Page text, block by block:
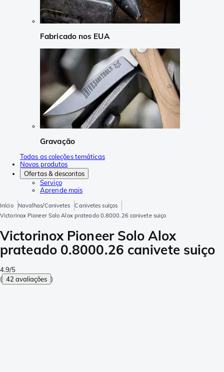
Fabricado nos EUA
Gravação
Todas as coleções temáticas
Novos produtos
Ofertas & descontos
Serviço
Aprende mais
Início Navalhas/Canivetes
Canivetes suíços
Victorinox Pioneer Solo Alox prateado 0.8000.26 canivete suiço
Victorinox Pioneer Solo Alox
prateado 0.8000.26 canivete suiço
4.9/5
( 42 avaliações )